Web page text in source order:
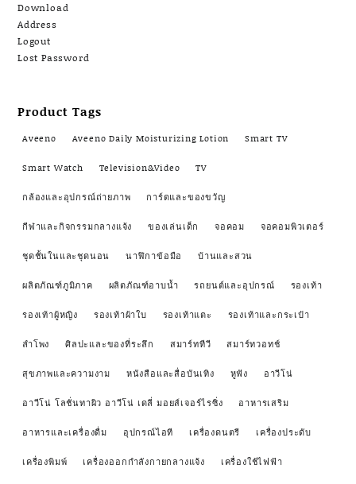
Download
Address
Logout
Lost Password
Product Tags
Aveeno Aveeno Daily Moisturizing Lotion Smart TV
Smart Watch Television&Video TV
กล้องและอุปกรณ์ถ่ายภาพ การ์ดและของขวัญ
กีฬาและกิจกรรมกลางแจ้ง ของเล่นเด็ก จอคอม จอคอมพิวเตอร์
ชุดชั้นในและชุดนอน นาฬิกาข้อมือ บ้านและสวน
ผลิตภัณฑ์ภูมิภาค ผลิตภัณฑ์อาบน้ำ รถยนต์และอุปกรณ์ รองเท้า
รองเท้าผู้หญิง รองเท้าผ้าใบ รองเท้าแตะ รองเท้าและกระเป๋า
ลำโพง ศิลปะและของที่ระลึก สมาร์ททีวี สมาร์ทวอทช์
สุขภาพและความงาม หนังสือและสื่อบันเทิง หูฟัง อาวีโน่
อาวีโน่ โลชั่นทาผิว อาวีโน่ เดลี่ มอยส์เจอร์ไรซิ่ง อาหารเสริม
อาหารและเครื่องดื่ม อุปกรณ์ไอที เครื่องดนตรี เครื่องประดับ
เครื่องพิมพ์ เครื่องออกกำลังกายกลางแจ้ง เครื่องใช้ไฟฟ้า